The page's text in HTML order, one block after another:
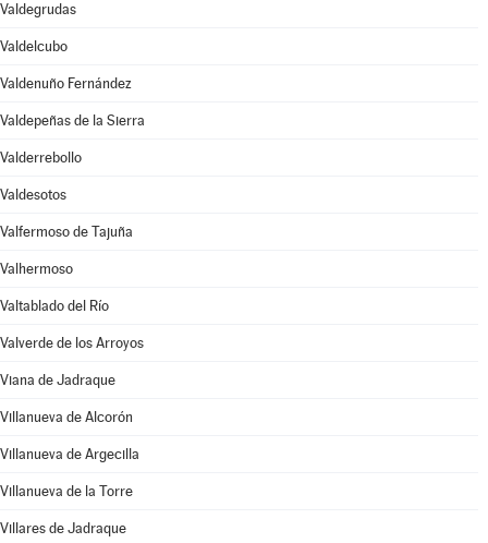
Valdegrudas
Valdelcubo
Valdenuño Fernández
Valdepeñas de la Sierra
Valderrebollo
Valdesotos
Valfermoso de Tajuña
Valhermoso
Valtablado del Río
Valverde de los Arroyos
Viana de Jadraque
Villanueva de Alcorón
Villanueva de Argecilla
Villanueva de la Torre
Villares de Jadraque